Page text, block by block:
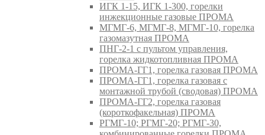
ИГК 1-15, ИГК 1-300, горелки
инжекционные газовые ПРОМА
МГМГ-6, МГМГ-8, МГМГ-10, горелка
газомазутная ПРОМА
ПНГ-2-1 с пультом управления,
горелка жидкотопливная ПРОМА
ПРОМА-ГГ1, горелка газовая ПРОМА
ПРОМА-ГГ1, горелка газовая с
монтажной трубой (сводовая) ПРОМА
ПРОМА-ГГ2, горелка газовая
(короткофакельная) ПРОМА
РГМГ-10; РГМГ-20; РГМГ-30,